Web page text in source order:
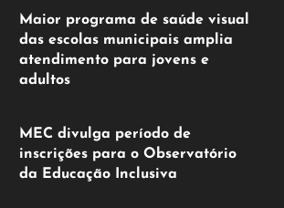
de
agosto
de
2026
Maior programa de saúde visual
das escolas municipais amplia
atendimento para jovens e
adultos
de
agosto
de
MEC divulga período de
inscrições para o Observatório
da Educação Inclusiva